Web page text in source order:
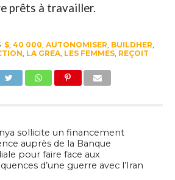
prêts à travailler.
$, 40 000 AUTONOMISER BUILDHER
LA GREA, LES FEMMES, REÇOIT
sollicite un financement
auprès de la Banque
pour faire face aux
d’une guerre avec l’Iran